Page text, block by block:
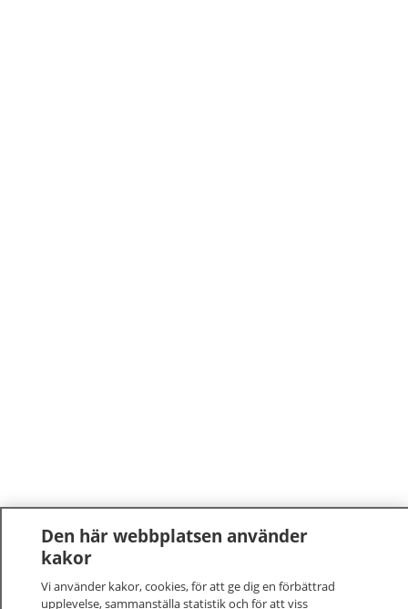
Den här webbplatsen använder
kakor
Vi använder kakor, cookies, för att ge dig en förbättrad
upplevelse, sammanställa statistik och för att viss